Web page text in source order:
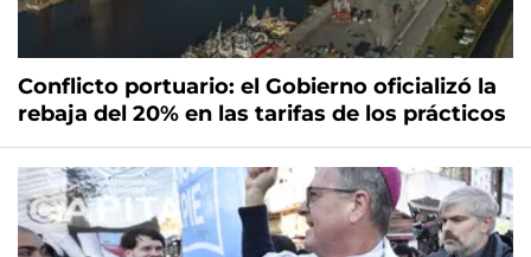
Conflicto portuario: el Gobierno oficializó la
rebaja del 20% en las tarifas de los prácticos